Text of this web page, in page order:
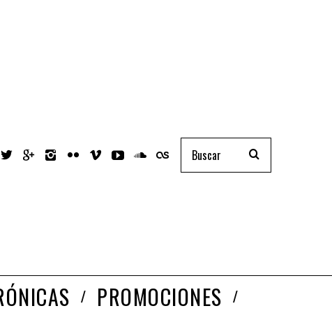
PROMOCIONES